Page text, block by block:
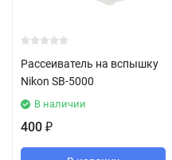
Рассеиватель на вспышку
Nikon SB-5000
В наличии
400 ₽